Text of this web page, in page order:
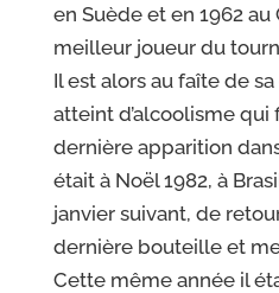
en Suède et en 1962 au
meilleur joueur du
Il est alors au faîte de
atteint d’alcoolisme qui
dernière apparition
était à Noël 1982, à
janvier suivant, de
dernière bouteille et
Cette même année il